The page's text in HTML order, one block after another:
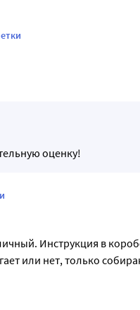
оценку!
Инструкция в
или нет, только